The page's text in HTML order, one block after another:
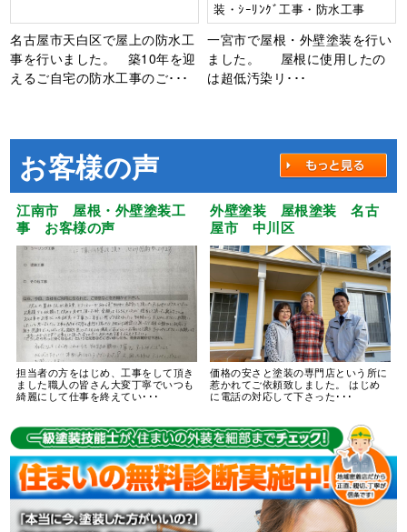
名古屋市天白区で屋上の防水工
事を行いました。 築10年を迎
えるご自宅の防水工事のご･･･
装・ｼｰﾘﾝｸﾞ工事・防水工事
一宮市で屋根・外壁塗装を行い
ました。 屋根に使用したの
は超低汚染リ･･･
お客様の声
江南市 屋根・外壁塗装工
事 お客様の声
担当者の方をはじめ、工事をして頂き
ました職人の皆さん大変丁寧でいつも
綺麗にして仕事を終えてい･･･
外壁塗装 屋根塗装 名古
屋市 中川区
価格の安さと塗装の専門店という所に
惹かれてご依頼致しました。 はじめ
に電話の対応して下さった･･･